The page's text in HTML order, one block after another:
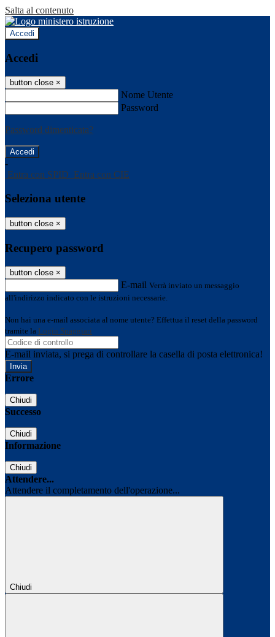
Salta al contenuto
Accedi
Accedi
button close ×
Nome Utente
Password
Password dimenticata?
-
Entra con SPID Entra con CIE
Seleziona utente
button close ×
Recupero password
button close ×
E-mail Verrà inviato un messaggio
all'indirizzo indicato con le istruzioni necessarie.
Non hai una e-mail associata al nome utente? Effettua il reset della password
tramite la Login Spaggiari
E-mail inviata, si prega di controllare la casella di posta elettronica!
Errore
Chiudi
Successo
Chiudi
Informazione
Chiudi
Attendere...
Attendere il completamento dell'operazione...
Chiudi